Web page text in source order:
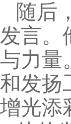
随后
发言。
与力量
和发扬
增光添